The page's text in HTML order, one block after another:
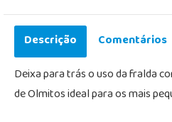
Descrição Comentários
Deixa para trás o uso da fralda
de Olmitos ideal para os mais